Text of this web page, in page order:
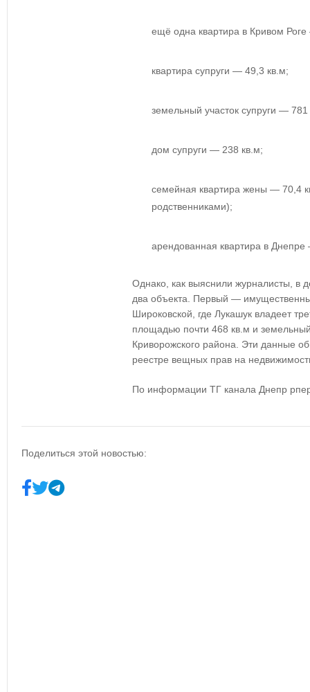
ещё одна квартира в Кривом
квартира супруги — 49,3 кв.м;
земельный участок супруги —
дом супруги — 238 кв.м;
семейная квартира жены — 70,4
родственниками);
арендованная квартира в
Однако, как выяснили журналисты, в
два объекта. Первый —
Широковской, где Лукашук владеет
площадью почти 468 кв.м и
Криворожского района. Эти данные
реестре вещных прав на
По информации ТГ канала Днепр
Поделиться этой новостью: